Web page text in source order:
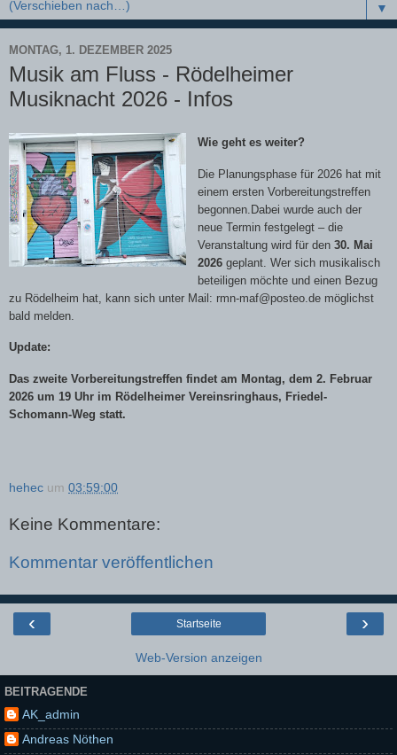
▼
MONTAG, 1. DEZEMBER 2025
Musik am Fluss - Rödelheimer
Musiknacht 2026 - Infos
Wie geht es weiter?
Die Planungsphase für 2026 hat mit
einem ersten Vorbereitungstreffen
begonnen.Dabei wurde auch der
neue Termin festgelegt – die
Veranstaltung wird für den 30. Mai
2026 geplant. Wer sich musikalisch
beteiligen möchte und einen Bezug
zu Rödelheim hat, kann sich unter Mail: rmn-maf@posteo.de möglichst
bald melden.
Update:
Das zweite Vorbereitungstreffen findet am Montag, dem 2. Februar
2026 um 19 Uhr im Rödelheimer Vereinsringhaus, Friedel-
Schomann-Weg statt.
hehec um 03:59:00
Keine Kommentare:
Kommentar veröffentlichen
‹ ›
Startseite
Web-Version anzeigen
BEITRAGENDE
AK_admin
Andreas Nöthen